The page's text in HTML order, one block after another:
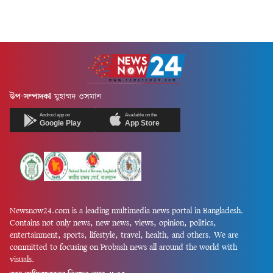
উপ-সম্পাদকঃ মুহাম্মদ ওসমান
Android app on
Google Play
Available on the
App Store
Newsnow24.com is a leading multimedia news portal in Bangladesh.
Contains not only news, new news, views, opinion, politics,
entertainment, sports, lifestyle, travel, health, and others. We are
committed to focusing on Probash news all around the world with
visuals.